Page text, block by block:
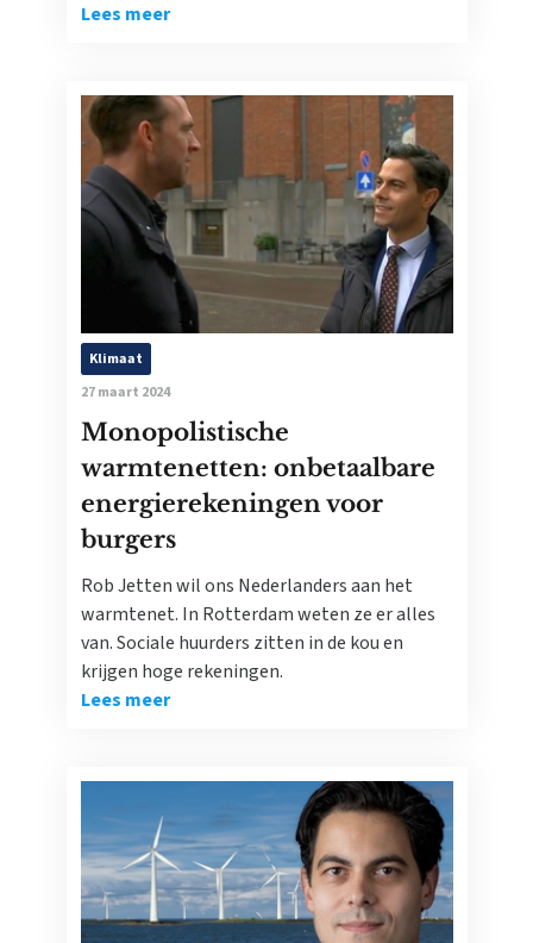
Lees meer
Klimaat
27 maart 2024
Monopolistische
warmtenetten: onbetaalbare
energierekeningen voor
burgers
Rob Jetten wil ons Nederlanders aan het
warmtenet. In Rotterdam weten ze er alles
van. Sociale huurders zitten in de kou en
krijgen hoge rekeningen.
Lees meer